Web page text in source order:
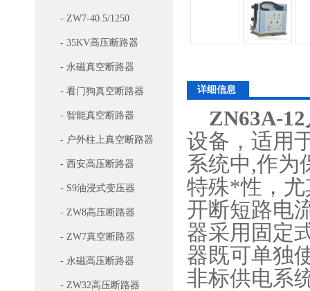
- ZW7-40.5/1250
- 35KV高压断路器
- 永磁真空断路器
- 看门狗真空断路器
- 智能真空断路器
- 户外柱上真空断路器
- 西安高压断路器
- S9油浸式变压器
- ZW8高压断路器
- ZW7真空断路器
- 永磁高压断路器
- ZW32高压断路器
详细信息
ZN63A-
设备，适用
系统中,作为
特殊*性，
开断短路电
器采用固定
器既可单独
非标供电系